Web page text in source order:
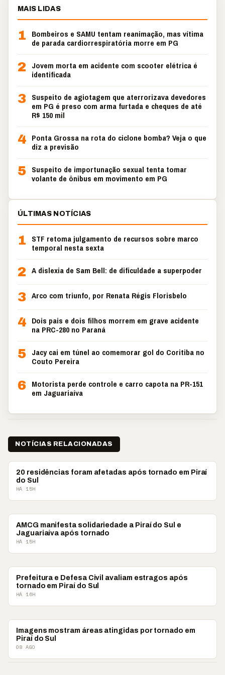
MAIS LIDAS
1
Bombeiros e SAMU tentam reanimação, mas vítima
de parada cardiorrespiratória morre em PG
2
Jovem morta em acidente com scooter elétrica é
identificada
3 Suspeito de agiotagem que aterrorizava devedores
em PG é preso com arma furtada e cheques de até
R$ 150 mil
4 Ponta Grossa na rota do ciclone bomba? Veja o que
diz a previsão
5 Suspeito de importunação sexual tenta tomar
volante de ônibus em movimento em PG
ÚLTIMAS NOTÍCIAS
1
STF retoma julgamento de recursos sobre marco
temporal nesta sexta
2 A dislexia de Sam Bell: de dificuldade a superpoder
3 Arco com triunfo, por Renata Régis Florisbelo
4 Dois pais e dois filhos morrem em grave acidente
na PRC-280 no Paraná
5 Jacy cai em túnel ao comemorar gol do Coritiba no
Couto Pereira
6 Motorista perde controle e carro capota na PR-151
em Jaguariaíva
NOTÍCIAS RELACIONADAS
CAMPOS GERAIS
20 residências foram afetadas após tornado em Piraí
do Sul
HÁ 15H
CAMPOS GERAIS
AMCG manifesta solidariedade a Piraí do Sul e
Jaguariaíva após tornado
HÁ 15H
PIRAÍ DO SUL
Prefeitura e Defesa Civil avaliam estragos após
tornado em Piraí do Sul
HÁ 16H
CAMPOS GERAIS
Imagens mostram áreas atingidas por tornado em
Piraí do Sul
08 AGO